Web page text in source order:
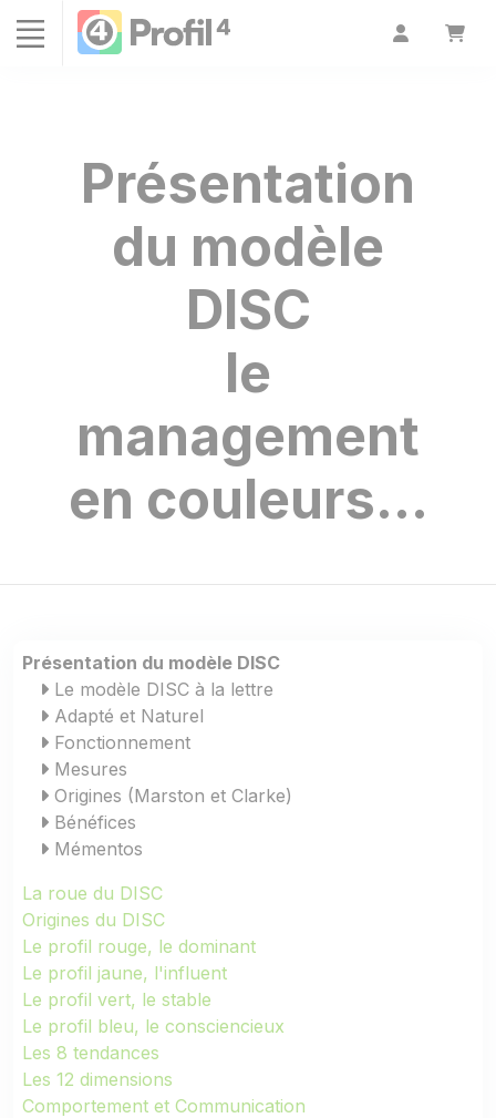
Présentation
du modèle
DISC
le
management
en couleurs...
Présentation du modèle DISC
Le modèle DISC à la lettre
Adapté et Naturel
Fonctionnement
Mesures
Origines (Marston et Clarke)
Bénéfices
Mémentos
La roue du DISC
Origines du DISC
Le profil rouge, le dominant
Le profil jaune, l'influent
Le profil vert, le stable
Le profil bleu, le consciencieux
Les 8 tendances
Les 12 dimensions
Comportement et Communication
Panneau de gestion des cookies